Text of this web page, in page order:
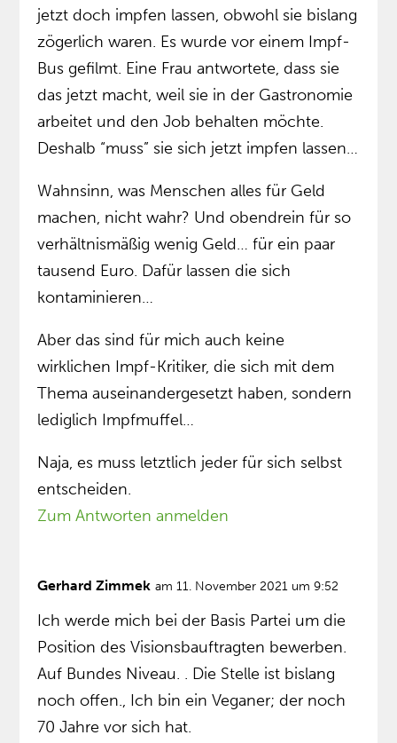
jetzt doch impfen lassen, obwohl sie bislang
zögerlich waren. Es wurde vor einem Impf-
Bus gefilmt. Eine Frau antwortete, dass sie
das jetzt macht, weil sie in der Gastronomie
arbeitet und den Job behalten möchte.
Deshalb “muss” sie sich jetzt impfen lassen…
Wahnsinn, was Menschen alles für Geld
machen, nicht wahr? Und obendrein für so
verhältnismäßig wenig Geld… für ein paar
tausend Euro. Dafür lassen die sich
kontaminieren…
Aber das sind für mich auch keine
wirklichen Impf-Kritiker, die sich mit dem
Thema auseinandergesetzt haben, sondern
lediglich Impfmuffel…
Naja, es muss letztlich jeder für sich selbst
entscheiden.
Zum Antworten anmelden
Gerhard Zimmek am 11. November 2021 um 9:52
Ich werde mich bei der Basis Partei um die
Position des Visionsbauftragten bewerben.
Auf Bundes Niveau. . Die Stelle ist bislang
noch offen., Ich bin ein Veganer; der noch
70 Jahre vor sich hat.